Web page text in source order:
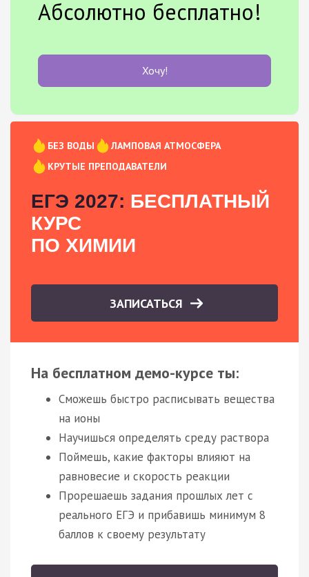
Абсолютно бесплатно!
Хочу!
БЕЗ ВОДЫ
ЛАМПОВАЯ АТМОСФЕРА
КРУТЫЕ ПРЕПОДАВАТЕЛИ
ЕГЭ 2027: БЕСПЛАТНЫЙ
КУРС
ПО ХИМИИ
ЗАПИСАТЬСЯ
На бесплатном демо-курсе ты:
Сможешь быстро расписывать вещества
на ионы
Научишься определять среду раствора
Поймешь, какие факторы влияют на
равновесие и скорость реакции
Прорешаешь задания прошлых лет с
реального ЕГЭ и прибавишь минимум 8
баллов к своему результату